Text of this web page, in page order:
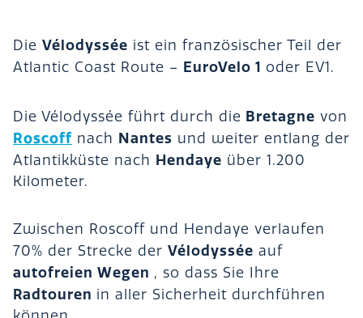
Die Vélodyssée ist ein französischer Teil der
Atlantic Coast Route – EuroVelo 1 oder EV1.
Die Vélodyssée führt durch die Bretagne von
Roscoff nach Nantes und weiter entlang der
Atlantikküste nach Hendaye über 1.200
Kilometer.
Zwischen Roscoff und Hendaye verlaufen
70% der Strecke der Vélodyssée auf
autofreien Wegen , so dass Sie Ihre
Radtouren in aller Sicherheit durchführen